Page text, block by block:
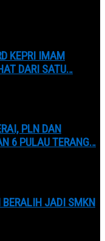
KEPRI IMAM
DARI SATU…
PLN DAN
6 PULAU TERANG…
JADI SMKN